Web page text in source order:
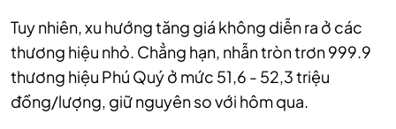
Tuy nhiên, xu hướng tăng giá không diễn ra ở các
thương hiệu nhỏ. Chẳng hạn, nhẫn tròn trơn 999.9
thương hiệu Phú Quý ở mức 51,6 - 52,3 triệu
đồng/lượng, giữ nguyên so với hôm qua.